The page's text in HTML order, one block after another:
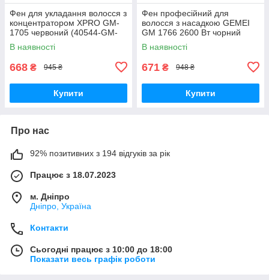
Фен для укладання волосся з
концентратором XPRO GM-
1705 червоний (40544-GM-
1705_292)
В наявності
668 ₴ 945 ₴
Купити
Фен професійний для
волосся з насадкою GEMEI
GM 1766 2600 Вт чорний
(GM 1766)
В наявності
671 ₴ 948 ₴
Купити
Про нас
92% позитивних з 194 відгуків за рік
Працює з 18.07.2023
м. Дніпро
Дніпро, Україна
Контакти
Сьогодні працює з 10:00 до 18:00
Показати весь графік роботи